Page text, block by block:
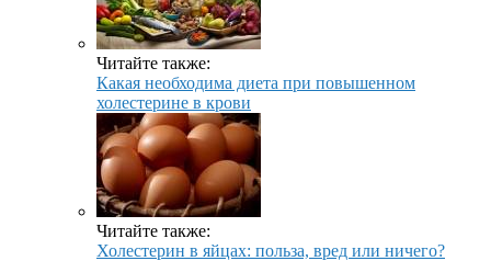
Читайте также:
Какая необходима диета при повышенном
холестерине в крови
Читайте также:
Холестерин в яйцах: польза, вред или ничего?